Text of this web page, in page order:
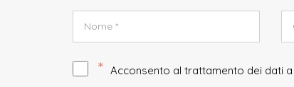
* Acconsento al trattamento dei dati